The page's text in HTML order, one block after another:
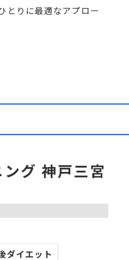
とりに最適なアプロー
グ 神戸三宮
ダイエット